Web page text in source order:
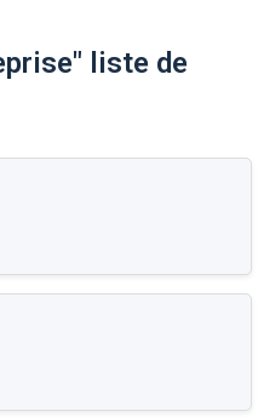
liste de